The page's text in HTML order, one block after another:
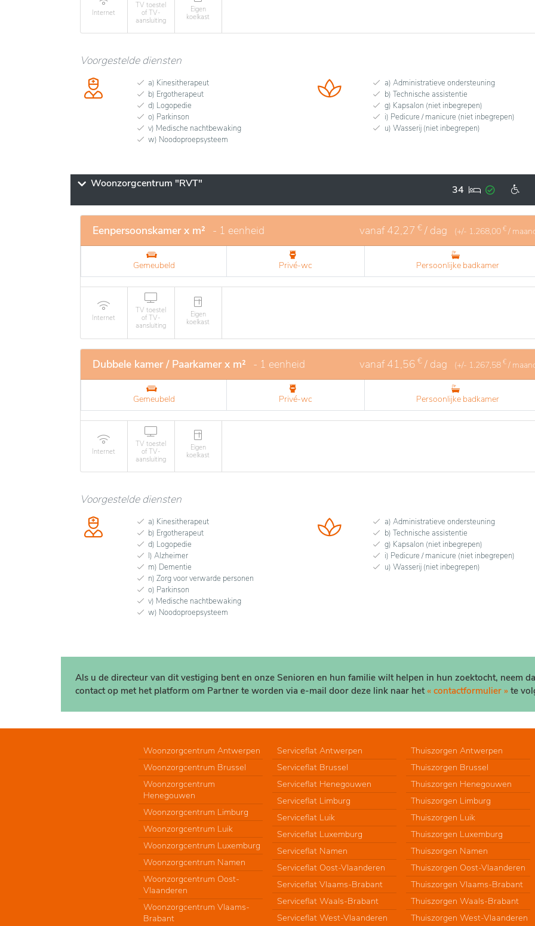
Internet
TV toestel
of TV-
aansluiting
Eigen
koelkast
Voorgestelde diensten
a) Kinesitherapeut
b) Ergotherapeut
d) Logopedie
o) Parkinson
v) Medische nachtbewaking
w) Noodoproepsysteem
a) Administratieve ondersteuning
b) Technische assistentie
g) Kapsalon (niet inbegrepen)
i) Pedicure / manicure (niet inbegrepen)
u) Wasserij (niet inbegrepen)
Woonzorgcentrum "RVT" 34
Eenpersoonskamer x m² - 1 eenheid vanaf42,27 € / dag (+/- 1.268,00 € /
Gemeubeld Privé-wc Persoonlijke badkamer
Internet
TV toestel
of TV-
aansluiting
Eigen
koelkast
Dubbele kamer / Paarkamer x m² - 1 eenheid vanaf41,56 € / dag (+/- 1.267,58 € /
Gemeubeld Privé-wc Persoonlijke badkamer
Internet
TV toestel
of TV-
aansluiting
Eigen
koelkast
Voorgestelde diensten
a) Kinesitherapeut
b) Ergotherapeut
d) Logopedie
l) Alzheimer
m) Dementie
n) Zorg voor verwarde personen
o) Parkinson
v) Medische nachtbewaking
w) Noodoproepsysteem
a) Administratieve ondersteuning
b) Technische assistentie
g) Kapsalon (niet inbegrepen)
i) Pedicure / manicure (niet inbegrepen)
u) Wasserij (niet inbegrepen)
Als u de directeur van dit vestiging bent en onze Senioren en hun familie wilt helpen in hun zoektocht, neem
contact op met het platform om Partner te worden via e-mail door deze link naar het « contactformulier » te
Woonzorgcentrum Antwerpen
Woonzorgcentrum Brussel
Woonzorgcentrum
Henegouwen
Woonzorgcentrum Limburg
Woonzorgcentrum Luik
Woonzorgcentrum Luxemburg
Woonzorgcentrum Namen
Woonzorgcentrum Oost-
Vlaanderen
Woonzorgcentrum Vlaams-
Brabant
Serviceflat Antwerpen
Serviceflat Brussel
Serviceflat Henegouwen
Serviceflat Limburg
Serviceflat Luik
Serviceflat Luxemburg
Serviceflat Namen
Serviceflat Oost-Vlaanderen
Serviceflat Vlaams-Brabant
Serviceflat Waals-Brabant
Serviceflat West-Vlaanderen
Thuiszorgen Antwerpen
Thuiszorgen Brussel
Thuiszorgen Henegouwen
Thuiszorgen Limburg
Thuiszorgen Luik
Thuiszorgen Luxemburg
Thuiszorgen Namen
Thuiszorgen Oost-Vlaanderen
Thuiszorgen Vlaams-Brabant
Thuiszorgen Waals-Brabant
Thuiszorgen West-Vlaanderen